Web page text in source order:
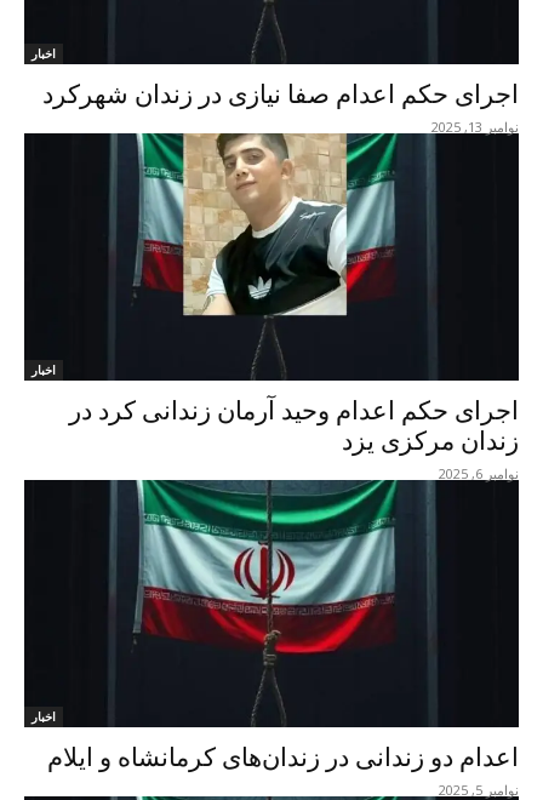
اخبار
اجرای حکم اعدام صفا نیازی در زندان شهرکرد
نوامبر 13, 2025
اخبار
اجرای حکم اعدام وحید آرمان زندانی کرد در
زندان مرکزی یزد
نوامبر 6, 2025
اخبار
اعدام دو زندانی در زندان‌های کرمانشاه و ایلام
نوامبر 5, 2025